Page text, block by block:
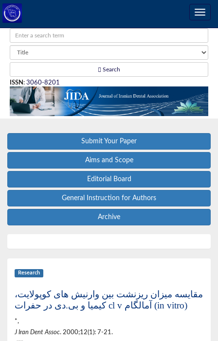
Search
ISSN : 3060-8201
Submit Your Paper
Aims and Scope
Editorial Board
General Instruction for Authors
Archive
Research
مقایسه میزان ریزنشت بین وارنیش های کوپولایت،
کیمیا و بی.دی در حفرات cl v آمالگام (in vitro)
*,
J Iran Dent Assoc. 2000;12(1): 7-21.